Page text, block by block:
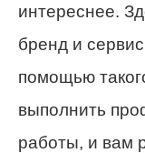
интереснее.
бренд и
помощью
выполнить
работы, и вам